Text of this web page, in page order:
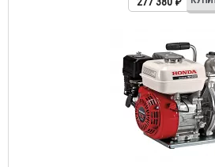
HONDA WH 20
184 919 ₽